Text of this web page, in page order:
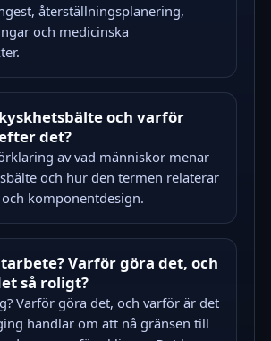
återställningsplanering,
och medicinska
och varför
det?
av vad människor menar
och hur den termen relaterar
komponentdesign.
Varför göra det, och
så roligt?
Varför göra det, och varför är det
handlar om att nå gränsen till